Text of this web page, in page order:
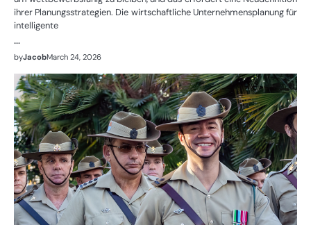
ihrer Planungsstrategien. Die wirtschaftliche Unternehmensplanung für
intelligente
…
byJacobMarch 24, 2026